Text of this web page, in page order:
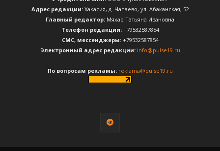
Адрес редакции:Хакасия, д. Чапаево, ул. Абаканская, 52
Главный редактор: Мяхар Татьяна Ивановна
Телефон редакции:+79532587854
CМС, мессенджеры:+79532587854
Электронный адрес редакции: info@pulse19.ru
По вопросам рекламы: reklama@pulse19.ru